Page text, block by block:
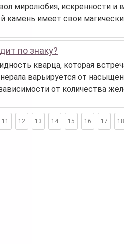
миролюбия, искренности и
камень имеет свои
по знаку?
кварца, которая
варьируется от
от количества
11 12 13 14 15 16 17 18